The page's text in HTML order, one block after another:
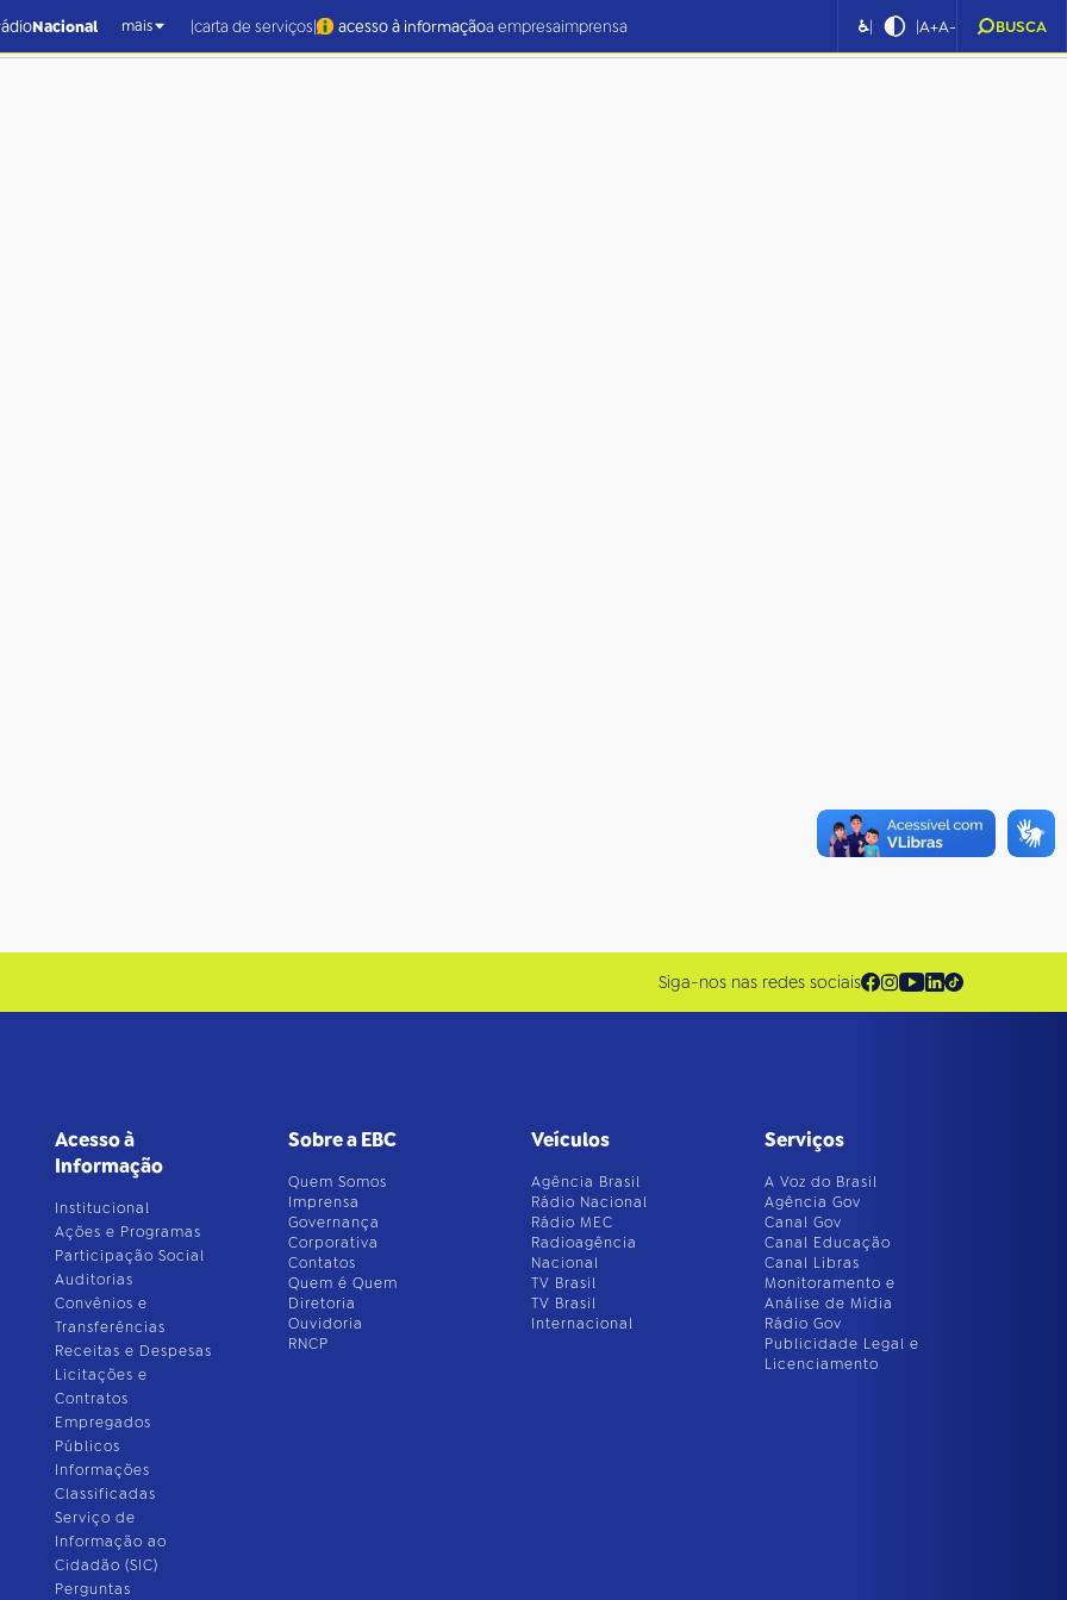
Nacional mais |carta de serviços| acesso à informaçãoa empresaimprensa ♿| |A+A- BUSCA
Siga-nos nas redes sociais
Acesso à
Informação
Institucional
Ações e Programas
Participação Social
Auditorias
Convênios e
Transferências
Receitas e Despesas
Licitações e
Contratos
Empregados
Públicos
Informações
Classificadas
Serviço de
Informação ao
Cidadão (SIC)
Perguntas
Sobre a EBC
Quem Somos
Imprensa
Governança
Corporativa
Contatos
Quem é Quem
Diretoria
Ouvidoria
RNCP
Veículos
Agência Brasil
Rádio Nacional
Rádio MEC
Radioagência
Nacional
TV Brasil
TV Brasil
Internacional
Serviços
A Voz do Brasil
Agência Gov
Canal Gov
Canal Educação
Canal Libras
Monitoramento e
Análise de Mídia
Rádio Gov
Publicidade Legal e
Licenciamento